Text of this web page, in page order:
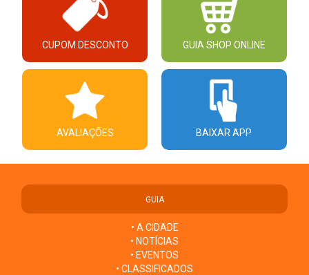
CUPOM DESCONTO GUIA SHOP ONLINE
AVALIAÇÕES BAIXAR APP
GUIA
• A CIDADE
• NOTÍCIAS
• EVENTOS
• CLASSIFICADOS